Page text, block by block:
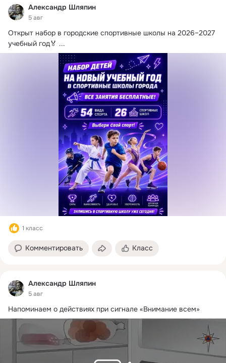
Александр Шляпин
5 авг
Открыт набор в городские спортивные школы на 2026–2027
учебный год🏅 ...
1 класс
Комментировать Класс
Александр Шляпин
5 авг
Напоминаем о действиях при сигнале «Внимание всем»